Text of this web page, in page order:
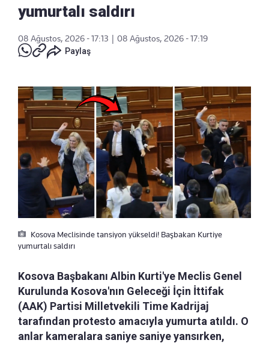
yumurtalı saldırı
08 Ağustos, 2026 - 17:13
08 Ağustos, 2026 - 17:19
Paylaş
Kosova Meclisinde tansiyon yükseldi! Başbakan Kurtiye
yumurtalı saldırı
Kosova Başbakanı Albin Kurti'ye Meclis Genel
Kurulunda Kosova'nın Geleceği İçin İttifak
(AAK) Partisi Milletvekili Time Kadrijaj
tarafından protesto amacıyla yumurta atıldı. O
anlar kameralara saniye saniye yansırken,